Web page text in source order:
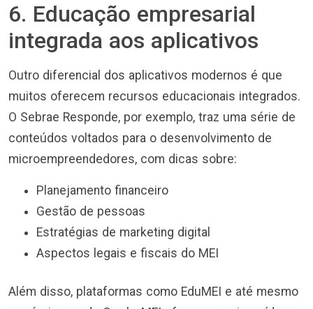
6. Educação empresarial
integrada aos aplicativos
Outro diferencial dos aplicativos modernos é que
muitos oferecem recursos educacionais integrados.
O Sebrae Responde, por exemplo, traz uma série de
conteúdos voltados para o desenvolvimento de
microempreendedores, com dicas sobre:
Planejamento financeiro
Gestão de pessoas
Estratégias de marketing digital
Aspectos legais e fiscais do MEI
Além disso, plataformas como EduMEI e até mesmo